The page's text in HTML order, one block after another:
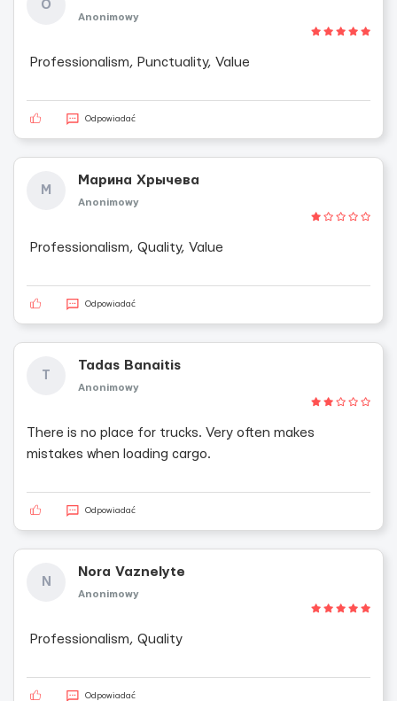
O
Anonimowy
Professionalism, Punctuality, Value
Odpowiadać
М
Марина Хрычева
Anonimowy
Professionalism, Quality, Value
Odpowiadać
T
Tadas Banaitis
Anonimowy
There is no place for trucks. Very often makes
mistakes when loading cargo.
Odpowiadać
N
Nora Vaznelyte
Anonimowy
Professionalism, Quality
Odpowiadać